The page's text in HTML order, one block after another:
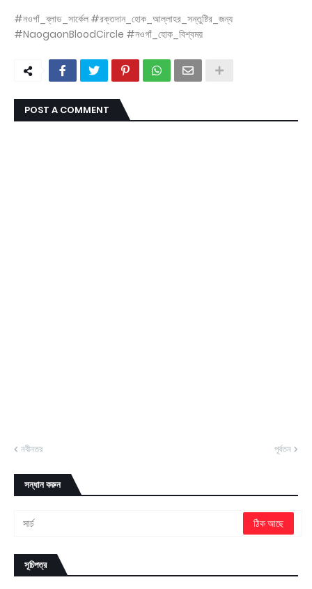
#নওগাঁ_ব্লাড_সার্কেল #রক্তদান_হোক_আল্লাহর_সন্তুষ্টির_জন্য
#NaogaonBloodCircle #নওগাঁ_হোক_বিশ্বময়
POST A COMMENT
নবীনতর পূর্বতন
সন্ধান করুন
সূচিপত্র